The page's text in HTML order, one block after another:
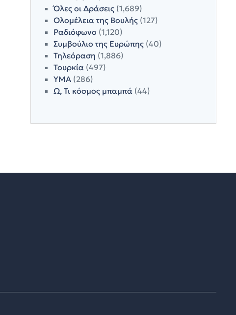
Όλες οι Δράσεις(1,689)
Ολομέλεια της Βουλής(127)
Ραδιόφωνο (1,120)
Συμβούλιο της Ευρώπης(40)
Τηλεόραση (1,886)
Τουρκία(497)
ΥΜΑ(286)
Ω, Τι κόσμος μπαμπά(44)